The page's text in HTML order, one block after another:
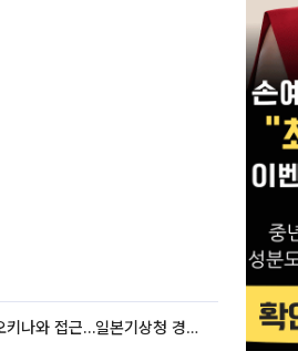
태풍 '돌핀' 오키나와 접근…일본기상청 경로 업데이트